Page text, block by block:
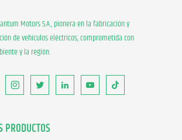
Motors S.A., pionera en la fabricación y
de vehículos eléctricos, comprometida con
y la región.
PRODUCTOS